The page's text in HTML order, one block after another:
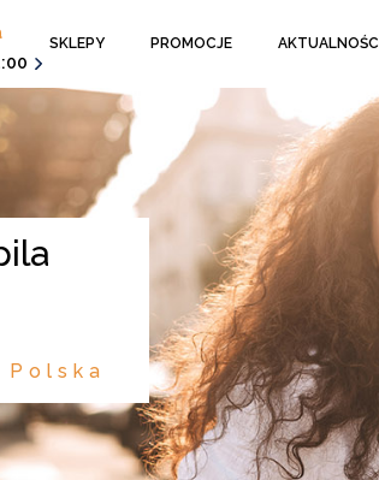
SKLEPY PROMOCJE AKTUALNOŚCI